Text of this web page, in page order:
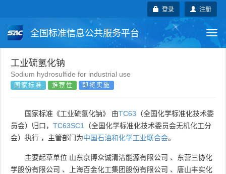
注册
登录
全国标准信息公共服务平台
国家标准
团体标准 企业标准
国外标准 技术委员会
工业硫氢化钠
Sodium hydrosulfide for industrial use
国家标准 推荐性 即将实施
国家标准《工业硫氢化钠》 由TC63 （全国化学标准化技术委
员会）归口， TC63SC1
（全国化学标准化技术委员会无机化工分
会）执行 ，主管部门为中国石油和化学工业联合会。
主要起草单位 山东京博众诚清洁能源有限公司 、 东营三协化
学股份有限公司 、 上海百金化工集团股份有限公司 、 唐山丰实化